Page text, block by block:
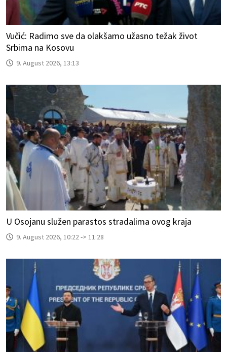
Vučić: Radimo sve da olakšamo užasno težak život
Srbima na Kosovu
9. August 2026, 13:13
U Osojanu služen parastos stradalima ovog kraja
9. August 2026, 10:22 -> 11:28